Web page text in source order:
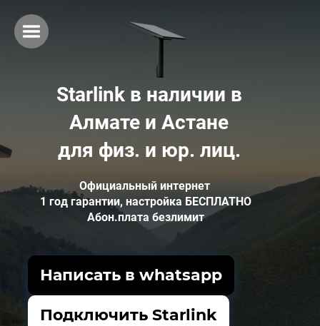
Starlink в наличии в
Алмате и Астане
для физ. и юр. лиц.
Официальный интернет
1 год гарантии, настройка БЕСПЛАТНО
Абон.плата безлимит
Написать в whatsapp
Подключить Starlink